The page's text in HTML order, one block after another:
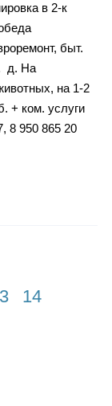
в 2-к
быт.
д. На
на 1-2
+ ком. услуги
8 950 865 20
14